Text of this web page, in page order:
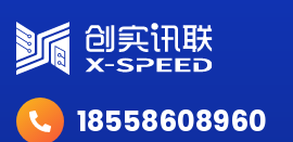
18558608960